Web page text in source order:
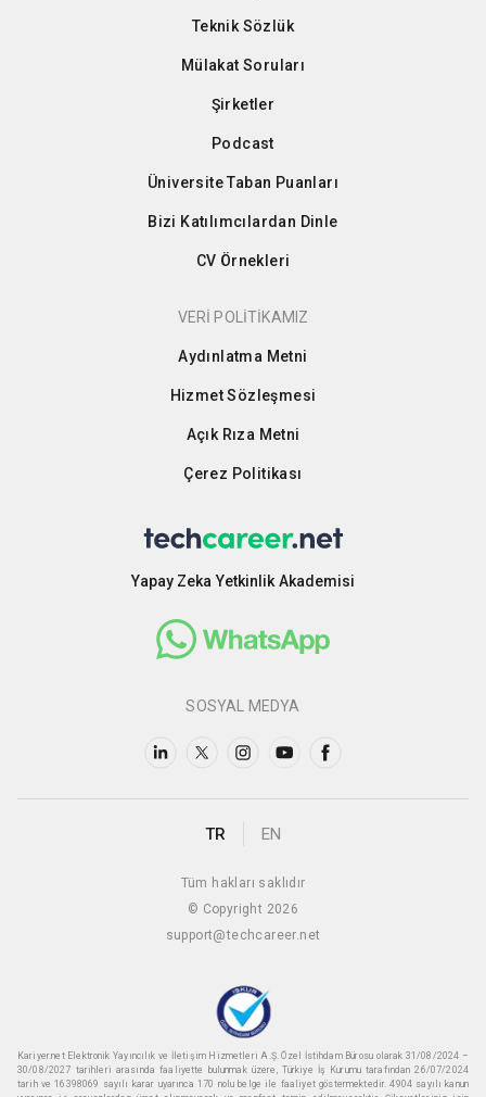
Teknik Sözlük
Mülakat Soruları
Şirketler
Podcast
Üniversite Taban Puanları
Bizi Katılımcılardan Dinle
CV Örnekleri
VERİ POLİTİKAMIZ
Aydınlatma Metni
Hizmet Sözleşmesi
Açık Rıza Metni
Çerez Politikası
Yapay Zeka Yetkinlik Akademisi
SOSYAL MEDYA
TR EN
Tüm hakları saklıdır
© Copyright 2026
support@techcareer.net
Kariyer.net Elektronik Yayıncılık ve İletişim Hizmetleri A.Ş. Özel İstihdam Bürosu olarak 31/08/2024 –
30/08/2027 tarihleri arasında faaliyette bulunmak üzere, Türkiye İş Kurumu tarafından 26/07/2024
tarih ve 16398069 sayılı karar uyarınca 170 nolu belge ile faaliyet göstermektedir. 4904 sayılı kanun